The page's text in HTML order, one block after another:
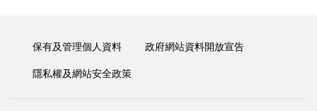
保有及管理個人資料 政府網站資料開放宣告
隱私權及網站安全政策